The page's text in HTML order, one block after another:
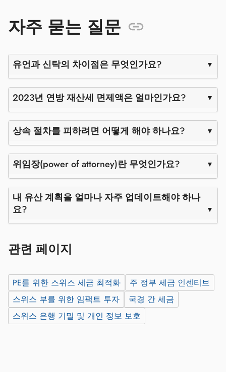
자주 묻는 질문
유언과 신탁의 차이점은 무엇인가요?
2023년 연방 재산세 면제액은 얼마인가요?
상속 절차를 피하려면 어떻게 해야 하나요?
위임장(power of attorney)란 무엇인가요?
내 유산 계획을 얼마나 자주 업데이트해야 하나
요?
관련 페이지
PE를 위한 스위스 세금 최적화
주 정부 세금 인센티브
스위스 부를 위한 임팩트 투자
국경 간 세금
스위스 은행 기밀 및 개인 정보 보호